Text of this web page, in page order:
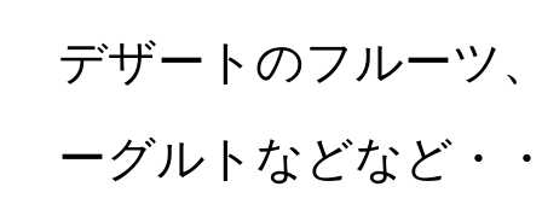
デザートのフルーツ
ーグルトなどなど・